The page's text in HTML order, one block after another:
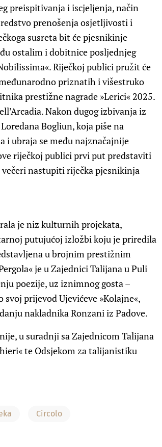
preispitivanja i iscjeljenja, način
prenošenja osjetljivosti i
susreta bit će pjesnikinje
ostalim i dobitnice posljednjeg
Riječkoj publici pružit će
priznatih i višestruko
prestižne nagrade »Lerici« 2025.
Nakon dugog izbivanja iz
Bogliun, koja piše na
i ubraja se među najznačajnije
riječkoj publici prvi put predstaviti
večeri nastupiti riječka pjesnikinja
je niz kulturnih projekata,
putujućoj izložbi koju je priredila
u brojnim prestižnim
je u Zajednici Talijana u Puli
poezije, uz iznimnog gosta –
svoj prijevod Ujevićeve »Kolajne«,
nakladnika Ronzani iz Padove.
u suradnji sa Zajednicom Talijana
te Odsjekom za talijanistiku
Circolo